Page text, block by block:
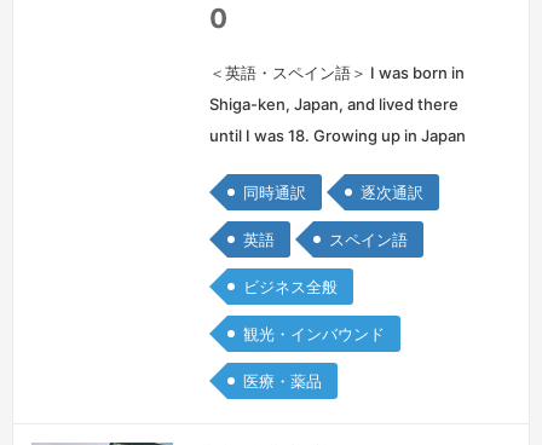
0
＜英語・スペイン語＞ I was born in
Shiga-ken, Japan, and lived there
until I was 18. Growing up in Japan
Peruvian father, I've relied on
Japanese, English, and Spanish for
every pa…続きを見る »
同時通訳 逐次通訳
英語 スペイン語
ビジネス全般
観光・インバウンド
医療・薬品